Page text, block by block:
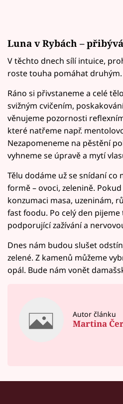
Luna v Rybách – přibývá
V těchto dnech sílí intuice,
roste touha pomáhat druhým.
Ráno si přivstaneme a celé
svižným cvičením,
věnujeme pozornosti
které natřeme např.
Nezapomeneme na pěstění
vyhneme se úpravě a mytí
Tělu dodáme už se snídaní
formě – ovoci, zelenině.
konzumaci masa, uzeninám,
fast foodu. Po celý den
podporující zažívání a
Dnes nám budou slušet
zelené. Z kamenů můžeme
opál. Bude nám vonět
Autor článku
Martina